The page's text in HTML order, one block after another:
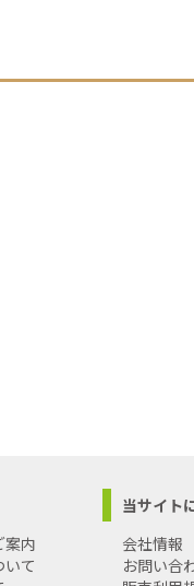
案内
て
当サイト
会社情報
お問い合